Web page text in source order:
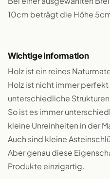
10cm beträgt die Höhe
Wichtige Information
Holz ist ein reines
Holz ist nicht immer
unterschiedliche
So ist es immer
kleine Unreinheiten in der
Auch sind kleine
Aber genau diese
Produkte einzigartig.